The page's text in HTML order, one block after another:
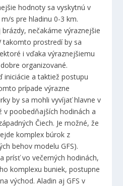
hodnoty sa vyskytnú v
s pre hladinu 0-3 km.
nečakáme výraznejšie
takomto prostredí by sa
i vďaka výraznejšiemu
organizované.
a taktiež postupu
prípade výrazne
by sa mohli vyvíjať hlavne v
v poobedňajších hodinách a
Čiech. Je možné, že
komplex búrok z
behov modelu GFS).
prísť vo večerných hodinách,
komplexu buniek, postupne
východ. Aladin aj GFS v